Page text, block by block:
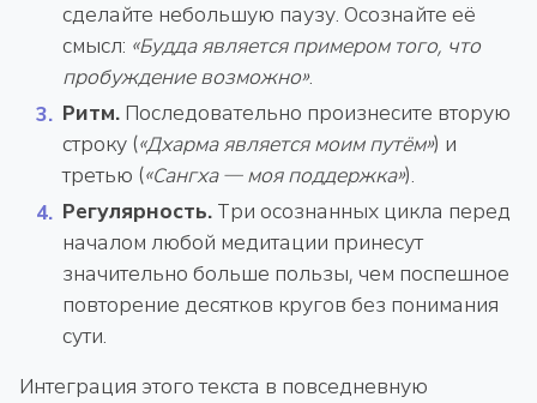
сделайте небольшую паузу. Осознайте её
смысл: «Будда является примером того, что
пробуждение возможно».
Ритм. Последовательно произнесите вторую
строку («Дхарма является моим путём») и
третью («Сангха — моя поддержка»).
Регулярность. Три осознанных цикла перед
началом любой медитации принесут
значительно больше пользы, чем поспешное
повторение десятков кругов без понимания
сути.
Интеграция этого текста в повседневную